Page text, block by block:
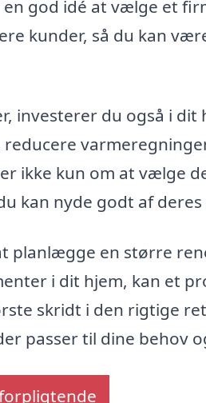
god idé at vælge et
kunder, så du kan
investerer du også i
ikke kun om at vælge
kan nyde godt af
planlægge en større
i dit hjem, kan et
skridt i den rigtige
passer til dine behov